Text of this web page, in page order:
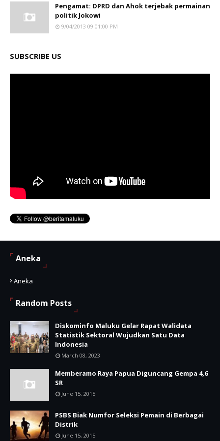
Pengamat: DPRD dan Ahok terjebak permainan
politik Jokowi
9/04/2013 09:01:00 PM
SUBSCRIBE US
Aneka
Aneka
Random Posts
Diskominfo Maluku Gelar Rapat Walidata
Statistik Sektoral Wujudkan Satu Data
Indonesia
March 08, 2023
Memberamo Raya Papua Diguncang Gempa 4,6
SR
June 15, 2015
PSBS Biak Numfor Seleksi Pemain di Berbagai
Distrik
June 15, 2015